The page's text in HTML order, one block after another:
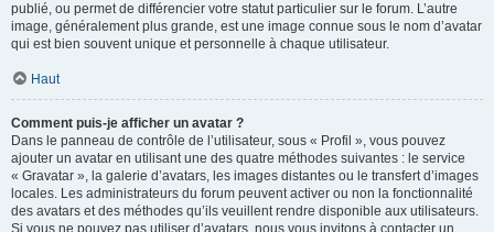
publié, ou permet de différencier votre statut particulier sur le forum. L’autre
image, généralement plus grande, est une image connue sous le nom d’avatar
qui est bien souvent unique et personnelle à chaque utilisateur.
Haut
Comment puis-je afficher un avatar ?
Dans le panneau de contrôle de l’utilisateur, sous « Profil », vous pouvez
ajouter un avatar en utilisant une des quatre méthodes suivantes : le service
« Gravatar », la galerie d’avatars, les images distantes ou le transfert d’images
locales. Les administrateurs du forum peuvent activer ou non la fonctionnalité
des avatars et des méthodes qu’ils veuillent rendre disponible aux utilisateurs.
Si vous ne pouvez pas utiliser d’avatars, nous vous invitons à contacter un